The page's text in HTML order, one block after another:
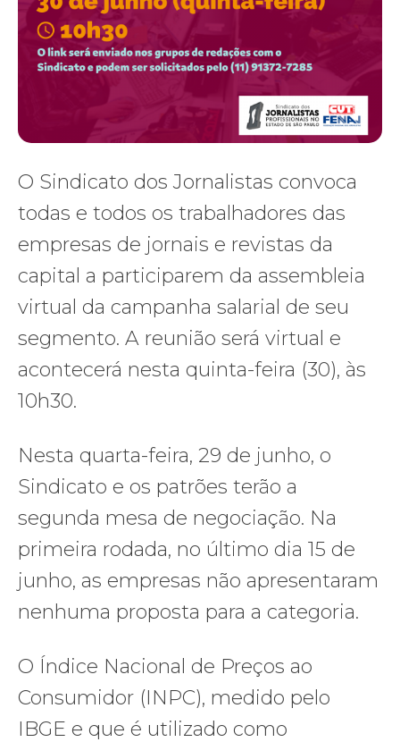
O Sindicato dos Jornalistas convoca
todas e todos os trabalhadores das
empresas de jornais e revistas da
capital a participarem da assembleia
virtual da campanha salarial de seu
segmento. A reunião será virtual e
acontecerá nesta quinta-feira (30), às
10h30.
Nesta quarta-feira, 29 de junho, o
Sindicato e os patrões terão a
segunda mesa de negociação. Na
primeira rodada, no último dia 15 de
junho, as empresas não apresentaram
nenhuma proposta para a categoria.
O Índice Nacional de Preços ao
Consumidor (INPC), medido pelo
IBGE e que é utilizado como